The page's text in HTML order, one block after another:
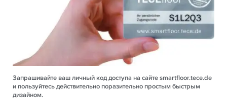
Запрашивайте ваш личный код доступа на сайте smartfloor.tece.de
и пользуйтесь действительно поразительно простым быстрым
дизайном.